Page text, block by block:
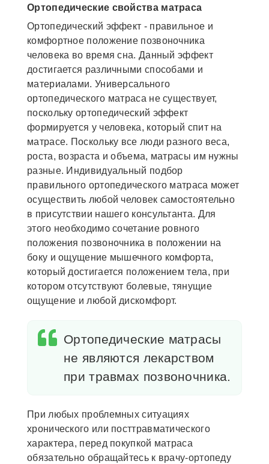
Ортопедические свойства матраса
Ортопедический эффект - правильное и
комфортное положение позвоночника
человека во время сна. Данный эффект
достигается различными способами и
материалами. Универсального
ортопедического матраса не существует,
поскольку ортопедический эффект
формируется у человека, который спит на
матрасе. Поскольку все люди разного веса,
роста, возраста и объема, матрасы им нужны
разные. Индивидуальный подбор
правильного ортопедического матраса может
осуществить любой человек самостоятельно
в присутствии нашего консультанта. Для
этого необходимо сочетание ровного
положения позвоночника в положении на
боку и ощущение мышечного комфорта,
который достигается положением тела, при
котором отсутствуют болевые, тянущие
ощущение и любой дискомфорт.
Ортопедические матрасы
не являются лекарством
при травмах позвоночника.
При любых проблемных ситуациях
хронического или посттравматического
характера, перед покупкой матраса
обязательно обращайтесь к врачу-ортопеду